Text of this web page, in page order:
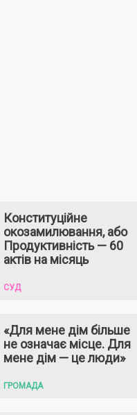
Конституційне
окозамилювання, або
Продуктивність — 60
актів на місяць
СУД
«Для мене дім більше
не означає місце. Для
мене дім — це люди»
ГРОМАДА